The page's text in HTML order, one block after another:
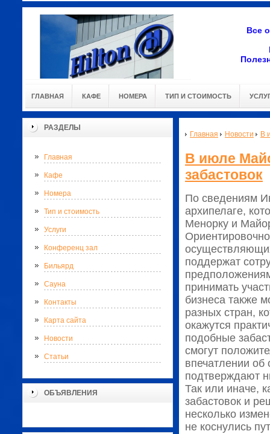
Все
ГЛАВНАЯ КАФЕ НОМЕРА ТИП И СТОИМОСТЬ
РАЗДЕЛЫ
Главная
Кафе
Номера
Тип и стоимость
Услуги
Конференц зал
Бильярд
Сауна
Контакты
Карта сайта
Новости
Статьи
ОБЪЯВЛЕНИЯ
Главная Новости В
В июле
забастовок
По сведениям
архипелаге,
Менорку и
поддержат
принимать
бизнеса также
разных стран,
окажутся
подобные
смогут
впечатлении об
подтверждают
Так или иначе,
забастовок и
несколько
не коснулись